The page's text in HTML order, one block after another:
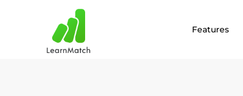
Features